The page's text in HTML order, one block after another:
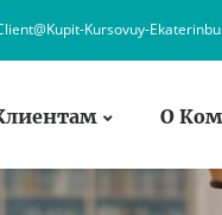
Kursovuy-
О